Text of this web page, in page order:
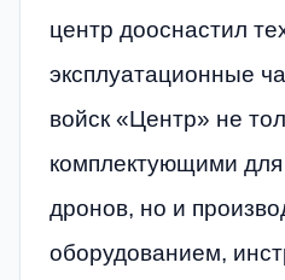
центр дооснастил
эксплуатационные
войск «Центр» не
комплектующими
дронов, но и
оборудованием,